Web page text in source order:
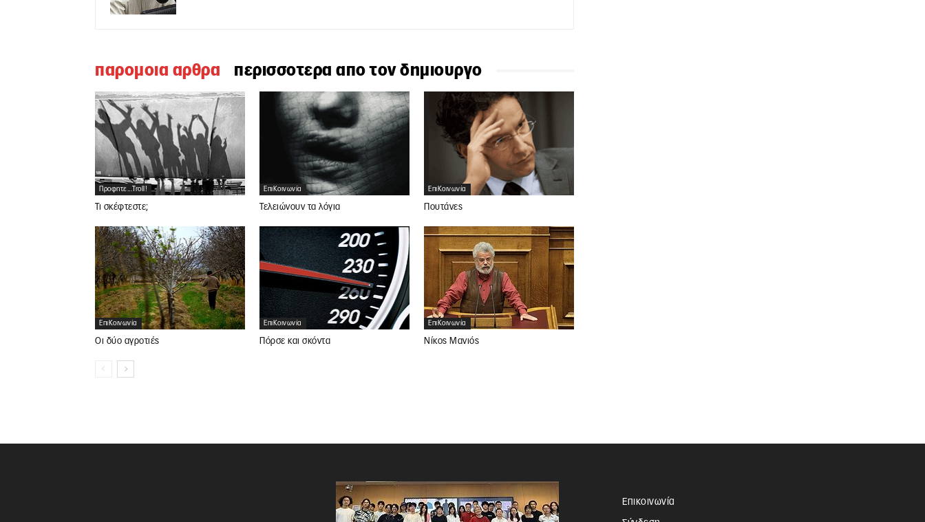
παρομοια αρθρα περισσοτερα απο τον δημιουργο
Προφητε...troll!
Τι σκέφτεστε;
ΕπιΚοινωνία
Τελειώνουν τα λόγια
ΕπιΚοινωνία
Πουτάνες
ΕπιΚοινωνία
Οι δύο αγροτιές
ΕπιΚοινωνία
Πόρσε και σκόντα
ΕπιΚοινωνία
Νίκος Μανιός
Επικοινωνία